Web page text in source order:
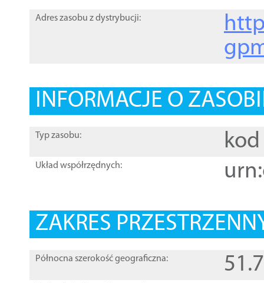
Adres zasobu z dystrybucji:
INFORMACJE O
Typ zasobu: kod
Układ współrzędnych:
ZAKRES
Północna szerokość geograficzna: